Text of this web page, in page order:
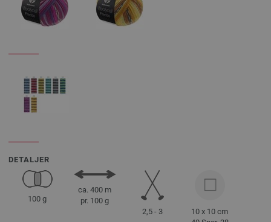
DETALJER
100 g
ca. 400 m
pr. 100 g
2,5 - 3
10 x 10 cm